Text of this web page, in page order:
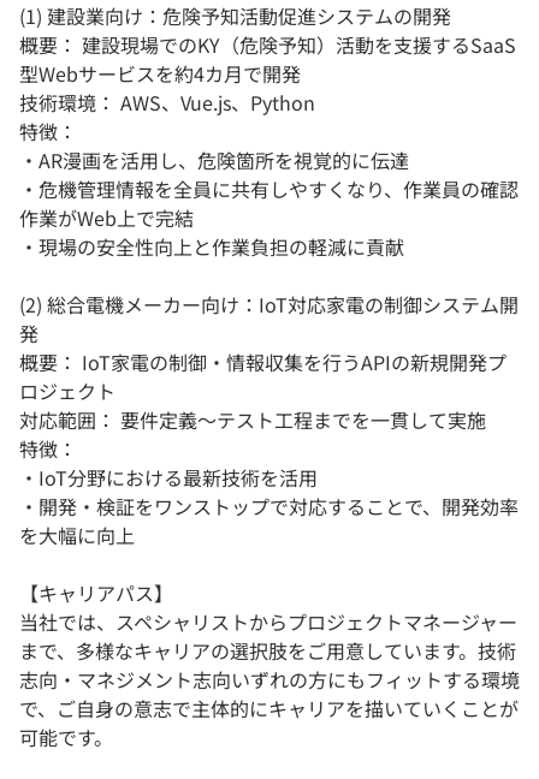
(1) 建設業向け：危険予知活動促進システムの開発
概要： 建設現場でのKY（危険予知）活動を支援するSaaS
型Webサービスを約4カ月で開発
技術環境： AWS、Vue.js、Python
特徴：
・AR漫画を活用し、危険箇所を視覚的に伝達
・危機管理情報を全員に共有しやすくなり、作業員の確認
作業がWeb上で完結
・現場の安全性向上と作業負担の軽減に貢献
(2) 総合電機メーカー向け：IoT対応家電の制御システム開
発
概要： IoT家電の制御・情報収集を行うAPIの新規開発プ
ロジェクト
対応範囲： 要件定義〜テスト工程までを一貫して実施
特徴：
・IoT分野における最新技術を活用
・開発・検証をワンストップで対応することで、開発効率
を大幅に向上
【キャリアパス】
当社では、スペシャリストからプロジェクトマネージャー
まで、多様なキャリアの選択肢をご用意しています。技術
志向・マネジメント志向いずれの方にもフィットする環境
で、ご自身の意志で主体的にキャリアを描いていくことが
可能です。